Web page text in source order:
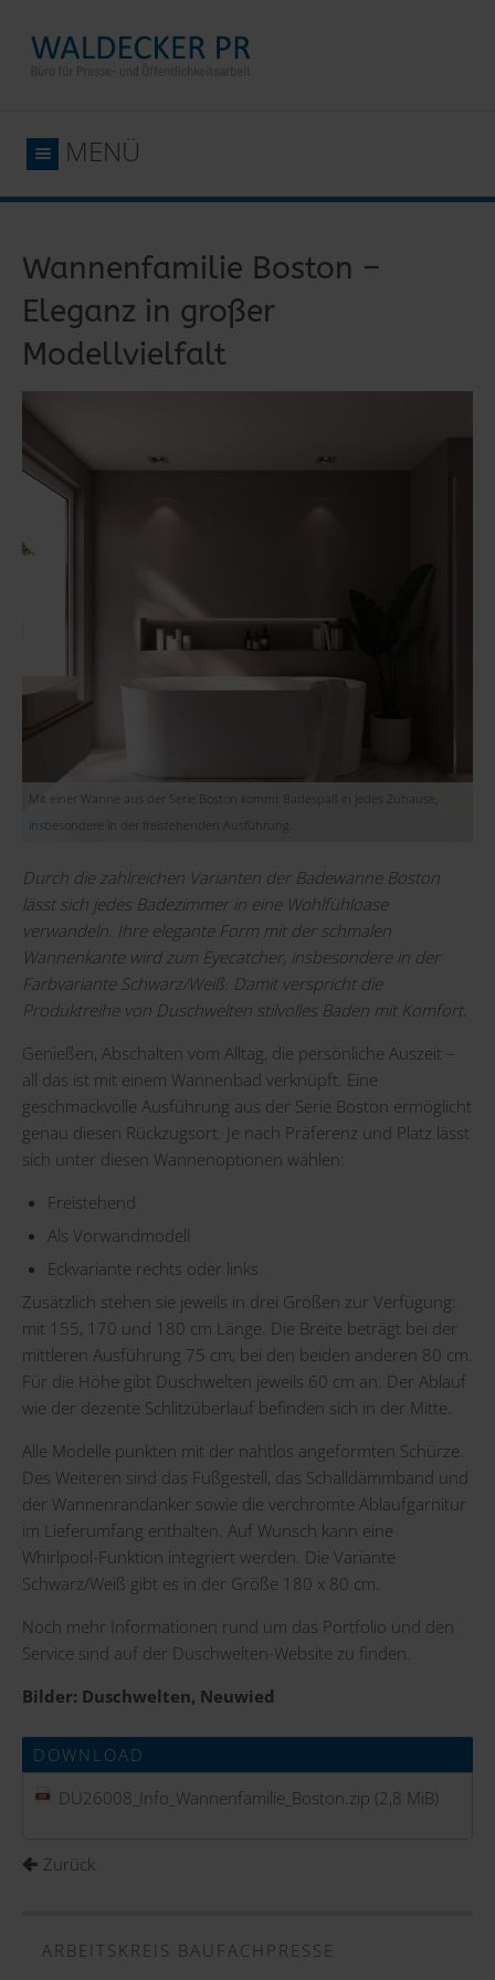
MENÜ
Wannenfamilie Boston –
Eleganz in großer
Modellvielfalt
Mit einer Wanne aus der Serie Boston kommt Badespaß in jedes Zuhause,
insbesondere in der freistehenden Ausführung.
Durch die zahlreichen Varianten der Badewanne Boston
lässt sich jedes Badezimmer in eine Wohlfühloase
verwandeln. Ihre elegante Form mit der schmalen
Wannenkante wird zum Eyecatcher, insbesondere in der
Farbvariante Schwarz/Weiß. Damit verspricht die
Produktreihe von Duschwelten stilvolles Baden mit Komfort.
Genießen, Abschalten vom Alltag, die persönliche Auszeit –
all das ist mit einem Wannenbad verknüpft. Eine
geschmackvolle Ausführung aus der Serie Boston ermöglicht
genau diesen Rückzugsort. Je nach Präferenz und Platz lässt
sich unter diesen Wannenoptionen wählen:
Freistehend
Als Vorwandmodell
Eckvariante rechts oder links
Zusätzlich stehen sie jeweils in drei Größen zur Verfügung:
mit 155, 170 und 180 cm Länge. Die Breite beträgt bei der
mittleren Ausführung 75 cm, bei den beiden anderen 80 cm.
Für die Höhe gibt Duschwelten jeweils 60 cm an. Der Ablauf
wie der dezente Schlitzüberlauf befinden sich in der Mitte.
Alle Modelle punkten mit der nahtlos angeformten Schürze.
Des Weiteren sind das Fußgestell, das Schalldämmband und
der Wannenrandanker sowie die verchromte Ablaufgarnitur
im Lieferumfang enthalten. Auf Wunsch kann eine
Whirlpool-Funktion integriert werden. Die Variante
Schwarz/Weiß gibt es in der Größe 180 x 80 cm.
Noch mehr Informationen rund um das Portfolio und den
Service sind auf der Duschwelten-Website zu finden.
Bilder: Duschwelten, Neuwied
DOWNLOAD
DU26008_Info_Wannenfamilie_Boston.zip (2,8 MiB)
Zurück
ARBEITSKREIS BAUFACHPRESSE